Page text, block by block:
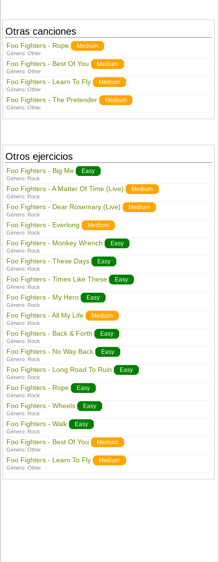
Otras canciones
Foo Fighters - Rope Medium
Género:Other
Foo Fighters - Best Of You Medium
Género:Other
Foo Fighters - Learn To Fly Medium
Género:Other
Foo Fighters - The Pretender Medium
Género:Other
Otros ejercicios
Foo Fighters - Big Me Easy
Género: Rock
Foo Fighters - A Matter Of Time (Live) Medium
Género: Rock
Foo Fighters - Dear Rosemary (Live) Medium
Género: Rock
Foo Fighters - Everlong Medium
Género: Rock
Foo Fighters - Monkey Wrench Easy
Género: Rock
Foo Fighters - These Days Easy
Género: Rock
Foo Fighters - Times Like These Easy
Género: Rock
Foo Fighters - My Hero Easy
Género: Rock
Foo Fighters - All My Life Medium
Género: Rock
Foo Fighters - Back & Forth Easy
Género: Rock
Foo Fighters - No Way Back Easy
Género: Rock
Foo Fighters - Long Road To Ruin Easy
Género: Rock
Foo Fighters - Rope Easy
Género: Rock
Foo Fighters - Wheels Easy
Género: Rock
Foo Fighters - Walk Easy
Género: Rock
Foo Fighters - Best Of You Medium
Género:Other
Foo Fighters - Learn To Fly Medium
Género:Other